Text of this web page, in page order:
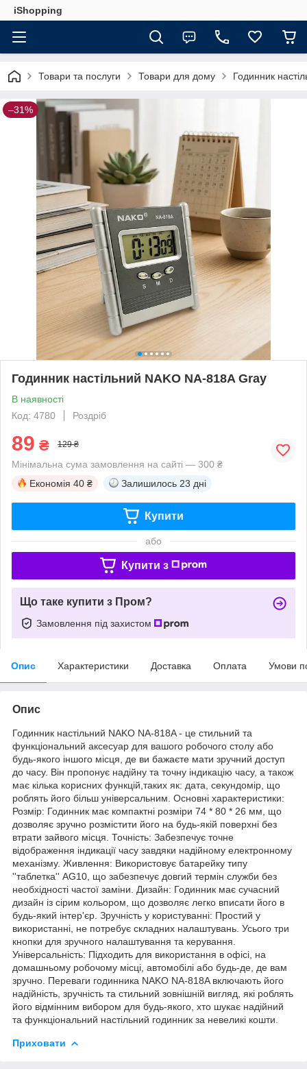
iShopping
Товари та послуги Товари для дому Годинник
–31%
Годинник настільний NAKO NA-818A Gray
В наявності
Код: 4780
Роздріб
89 ₴ 129 ₴
Мінімальна сума замовлення на сайті — 300 ₴
Економія 40 ₴ Залишилось 23 дні
Купити
або
Купити з
Що таке купити з Пром?
Замовлення під захистом
Опис Характеристики Доставка Оплата Умови
Опис
Годинник настільний NAKO NA-818A - це стильний та
функціональний аксесуар для вашого робочого столу або
будь-якого іншого місця, де ви бажаєте мати зручний доступ
до часу. Він пропонує надійну та точну індикацію часу, а також
має кілька корисних функцій,таких як: дата, секундомір, що
роблять його більш універсальним. Основні характеристики:
Розмір: Годинник має компактні розміри 74 * 80 * 26 мм, що
дозволяє зручно розмістити його на будь-якій поверхні без
втрати зайвого місця. Точність: Забезпечує точне
відображення індикації часу завдяки надійному електронному
механізму. Живлення: Використовує батарейку типу
''таблетка'' AG10, що забезпечує довгий термін служби без
необхідності частої заміни. Дизайн: Годинник має сучасний
дизайн із сірим кольором, що дозволяє легко вписати його в
будь-який інтер'єр. Зручність у користуванні: Простий у
використанні, не потребує складних налаштувань. Усього три
кнопки для зручного налаштування та керування.
Універсальність: Підходить для використання в офісі, на
домашньому робочому місці, автомобілі або будь-де, де вам
зручно. Переваги годинника NAKO NA-818A включають його
надійність, зручність та стильний зовнішній вигляд, які роблять
його відмінним вибором для будь-якого, хто шукає надійний
та функціональний настільний годинник за невеликі кошти.
Приховати